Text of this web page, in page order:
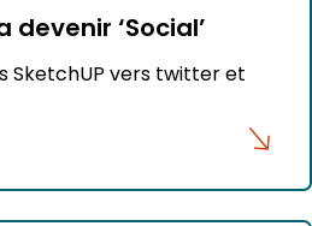
devenir ‘Social’
SketchUP vers twitter et